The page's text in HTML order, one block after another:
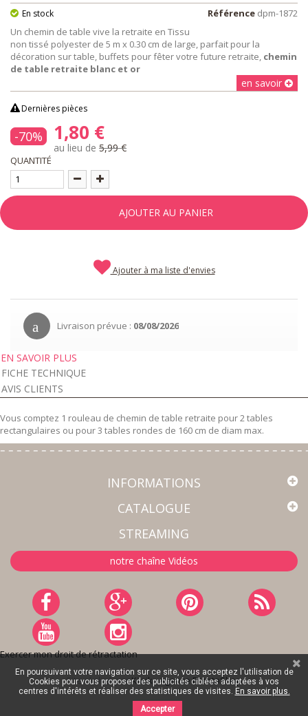
Référence dpm-1872
En stock
Un chemin de table vive la retraite en Tissu
non tissé polyester de 5 m x 0.30 cm de large, parfait pour la
décoration sur table, buffets pour fêter votre future retraite, chemin
de table retraite blanc et or
en savoir
Dernières pièces
-70% 1,80 €
au lieu de 5,99 €
QUANTITÉ
AJOUTER AU PANIER
Ajouter à ma liste d'envies
Livraison prévue : 08/08/2026
EN SAVOIR PLUS
FICHE TECHNIQUE
AVIS CLIENTS
Vous comptez 1 rouleau de chemin de table retraite pour 2 tables
rectangulaires ou pour 3 tables rondes de 160 cm de diam max.
INFORMATIONS
CATALOGUE
STREAMING
notre chaîne Vidéos
Exercer mon droit de rétractation
Site réalisé parKiwik - Agence PrestaShop
En poursuivant votre navigation sur ce site, vous acceptez l'utilisation de
Cookies pour vous proposer des publicités ciblées adaptées à vos
centres d'intérêts et réaliser des statistiques de visites. En savoir plus.
Accepter